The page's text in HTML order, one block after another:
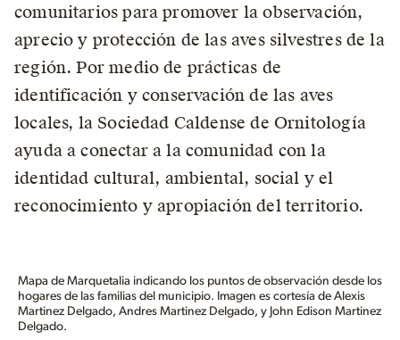
comunitarios para promover la observación,
aprecio y protección de las aves silvestres de la
región. Por medio de prácticas de
identificación y conservación de las aves
locales, la Sociedad Caldense de Ornitología
ayuda a conectar a la comunidad con la
identidad cultural, ambiental, social y el
reconocimiento y apropiación del territorio.
Mapa de Marquetalia indicando los puntos de observación desde los
hogares de las familias del municipio. Imagen es cortesía de Alexis
Martinez Delgado, Andres Martinez Delgado, y John Edison Martinez
Delgado.